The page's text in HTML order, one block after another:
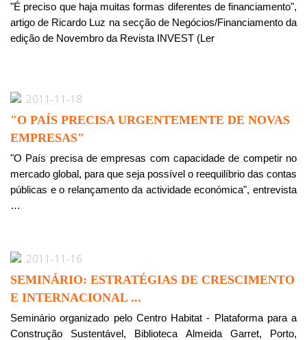
"É preciso que haja muitas formas diferentes de financiamento",
artigo de Ricardo Luz na secção de Negócios/Financiamento da
edição de Novembro da Revista INVEST (Ler
2011-11-18
"O PAÍS PRECISA URGENTEMENTE DE NOVAS
EMPRESAS"
"O País precisa de empresas com capacidade de competir no
mercado global, para que seja possível o reequilíbrio das contas
públicas e o relançamento da actividade económica", entrevista
…
2011-11-16
SEMINÁRIO: ESTRATÉGIAS DE CRESCIMENTO
E INTERNACIONAL ...
Seminário organizado pelo Centro Habitat - Plataforma para a
Construção Sustentável, Biblioteca Almeida Garret, Porto,